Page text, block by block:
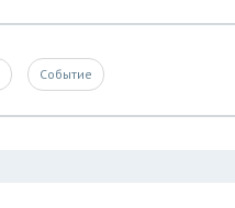
Событие